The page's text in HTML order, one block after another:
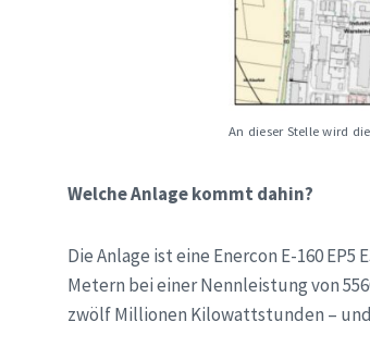
An dieser Stelle wird
Welche Anlage kommt dahin?
Die Anlage ist eine Enercon E-160 EP5
Metern bei einer Nennleistung von
zwölf Millionen Kilowattstunden –